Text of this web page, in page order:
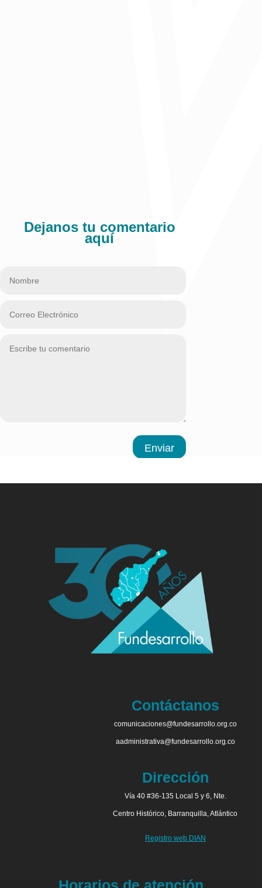
Dejanos tu comentario
aquí
Enviar
Contáctanos
comunicaciones@fundesarrollo.org.co
aadministrativa@fundesarrollo.org.co
Dirección
Vía 40 #36-135 Local 5 y 6, Nte.
Centro Histórico, Barranquilla, Atlántico
Registro web DIAN